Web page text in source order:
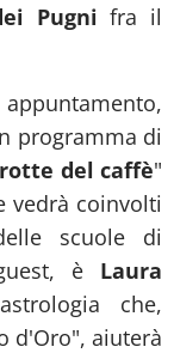
Pugni fra il
programma di
rotte del caffè"
vedrà coinvolti
scuole di
è Laura
che,
d'Oro", aiuterà